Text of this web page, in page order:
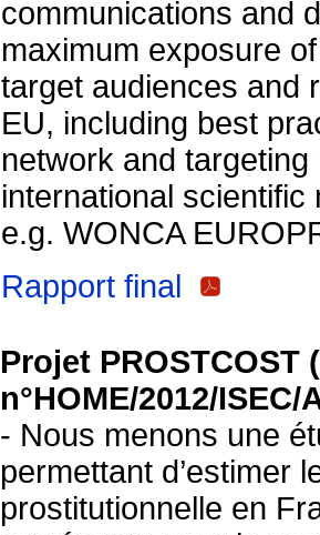
communications and
maximum exposure
target audiences and
EU, including best
network and
international
e.g. WONCA
Rapport final
Projet PROSTCOST
n°HOME/2012/ISEC/
- Nous menons une
permettant d’estimer
prostitutionnelle en